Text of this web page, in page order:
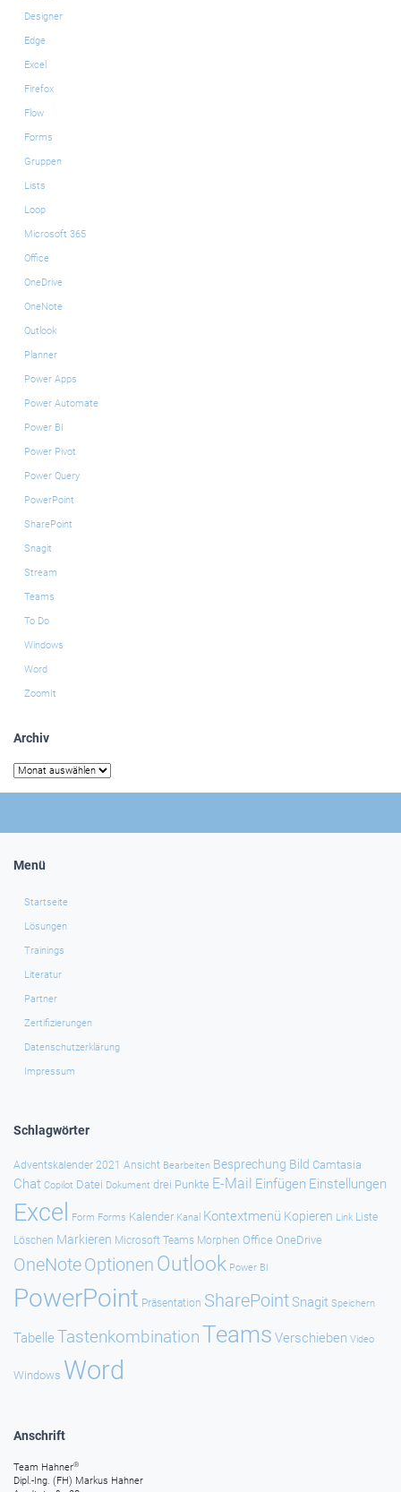
Designer
Edge
Excel
Firefox
Flow
Forms
Gruppen
Lists
Loop
Microsoft 365
Office
OneDrive
OneNote
Outlook
Planner
Power Apps
Power Automate
Power BI
Power Pivot
Power Query
PowerPoint
SharePoint
Snagit
Stream
Teams
To Do
Windows
Word
ZoomIt
Archiv
Archiv
Menü
Startseite
Lösungen
Trainings
Literatur
Partner
Zertifizierungen
Datenschutzerklärung
Impressum
Schlagwörter
Adventskalender 2021 Ansicht Bearbeiten Besprechung Bild Camtasia
Chat Copilot Datei Dokument drei Punkte E-Mail Einfügen Einstellungen
Excel Form Forms Kalender Kanal Kontextmenü Kopieren Link Liste
Löschen Markieren Microsoft Teams Morphen Office OneDrive
OneNoteOptionen Outlook Power BI
PowerPoint Präsentation SharePointSnagit Speichern
Tabelle TastenkombinationTeams Verschieben Video
Windows Word
Anschrift
Team Hahner®
Dipl.-Ing. (FH) Markus Hahner